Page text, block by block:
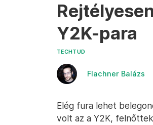
Y2K-para
TECHTUD
Flachner Balázs
Elég fura lehet
volt az a Y2K,